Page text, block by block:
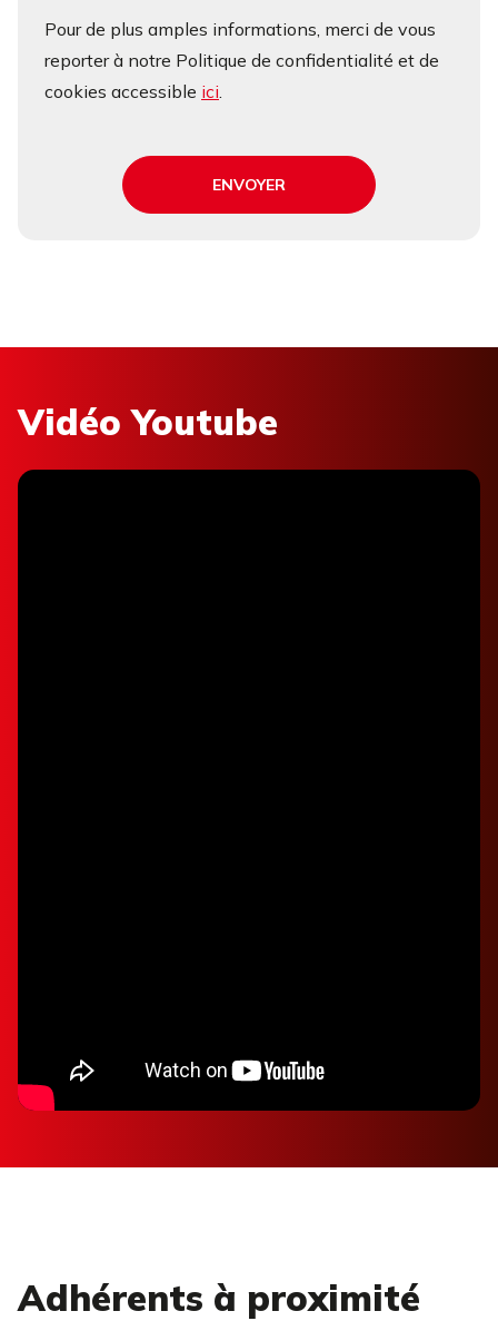
Pour de plus amples informations, merci de vous
reporter à notre Politique de confidentialité et de
cookies accessible ici.
ENVOYER
Vidéo Youtube
Adhérents à proximité